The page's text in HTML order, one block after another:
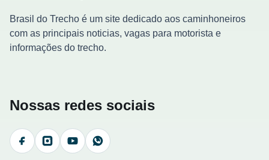
Brasil do Trecho é um site dedicado aos caminhoneiros
com as principais noticias, vagas para motorista e
informações do trecho.
Nossas redes sociais
FacebookInstagramYouTubeWhatsApp